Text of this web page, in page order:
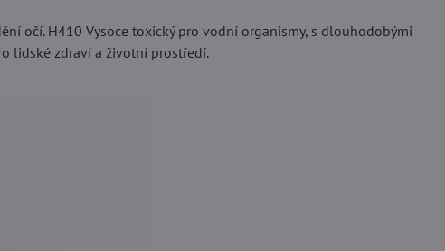
očí. H410 Vysoce toxický pro vodní organismy, s dlouhodobými
lidské zdraví a životní prostředí.